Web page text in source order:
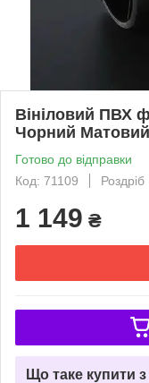
Вініловий ПВХ
Чорний Матовий
Готово до відправки
Код: 71109
Роздріб
1 149 ₴
Що таке купити